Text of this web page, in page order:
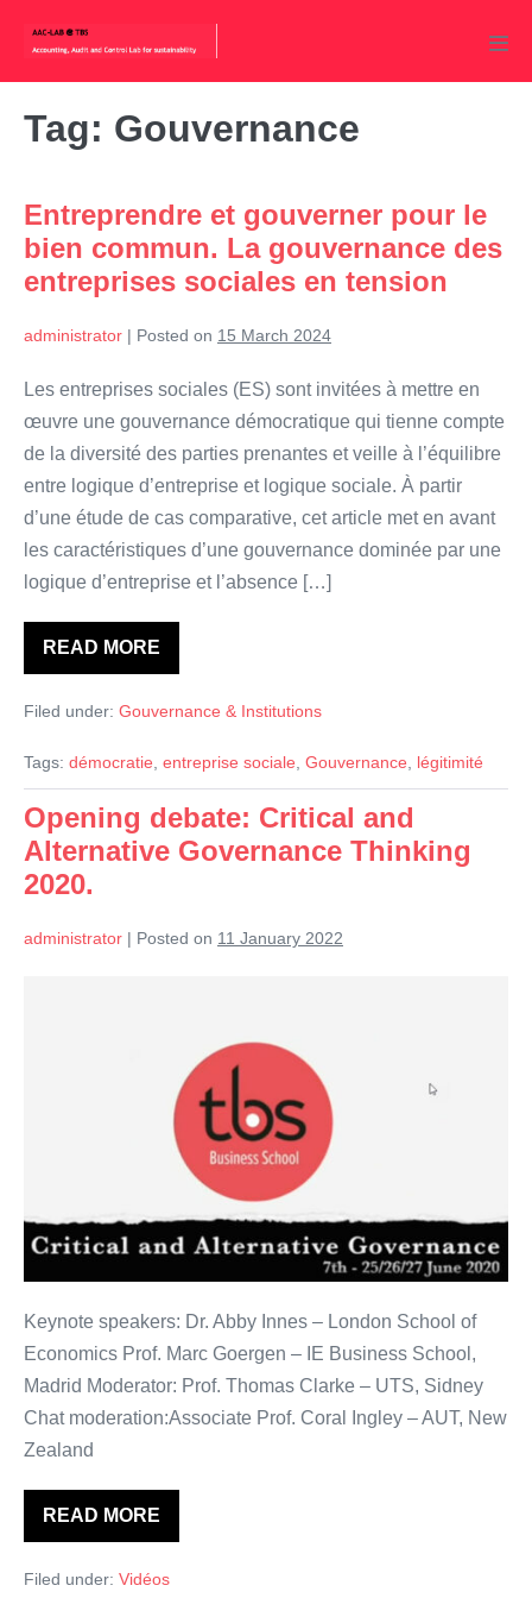
content
Tag: Gouvernance
Entreprendre et gouverner pour le
bien commun. La gouvernance des
entreprises sociales en tension
administrator | Posted on 15 March 2024
Les entreprises sociales (ES) sont invitées à mettre en
œuvre une gouvernance démocratique qui tienne compte
de la diversité des parties prenantes et veille à l’équilibre
entre logique d’entreprise et logique sociale. À partir
d’une étude de cas comparative, cet article met en avant
les caractéristiques d’une gouvernance dominée par une
logique d’entreprise et l’absence […]
READ MOREEntreprendre
et
pour
commun.
La
gouvernance
des
entreprises
sociales
Filed under: Gouvernance & Institutions
Tags: démocratie, entreprise sociale, Gouvernance, légitimité
Opening debate: Critical and
Alternative Governance Thinking
2020.
administrator | Posted on 11 January 2022
2020.
Keynote speakers: Dr. Abby Innes – London School of
Economics Prof. Marc Goergen – IE Business School,
Madrid Moderator: Prof. Thomas Clarke – UTS, Sidney
Chat moderation:Associate Prof. Coral Ingley – AUT, New
Zealand
READ MORE
Opening
debate:
and
Filed under: Vidéos